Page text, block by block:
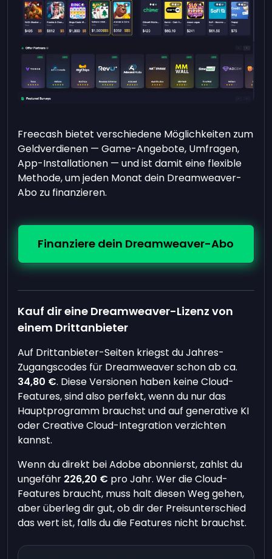
Freecash bietet verschiedene Möglichkeiten zum
Geldverdienen — Game-Angebote, Umfragen,
App-Installationen — und ist damit eine flexible
Methode, um jeden Monat dein Dreamweaver-
Abo zu finanzieren.
Finanziere dein Dreamweaver-Abo
Kauf dir eine Dreamweaver-Lizenz von
einem Drittanbieter
Auf Drittanbieter-Seiten kriegst du Jahres-
Zugangscodes für Dreamweaver schon ab ca.
34,80 €. Diese Versionen haben keine Cloud-
Features, sind also perfekt, wenn du nur das
Hauptprogramm brauchst und auf generative KI
oder Creative Cloud-Integration verzichten
kannst.
Wenn du direkt bei Adobe abonnierst, zahlst du
ungefähr 226,20 € pro Jahr. Wer die Cloud-
Features braucht, muss halt diesen Weg gehen,
aber überleg dir gut, ob dir der Preisunterschied
das wert ist, falls du die Features nicht brauchst.